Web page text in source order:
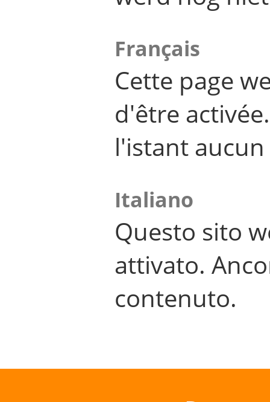
Français
Cette page
d'être
l'istant
Italiano
Questo sito
attivato.
contenuto.